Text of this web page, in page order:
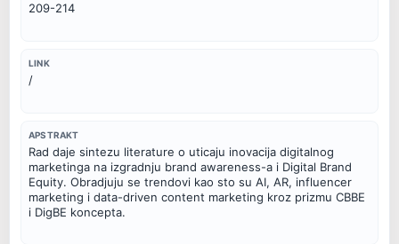
209-214
LINK
/
APSTRAKT
Rad daje sintezu literature o uticaju inovacija digitalnog
marketinga na izgradnju brand awareness-a i Digital Brand
Equity. Obradjuju se trendovi kao sto su AI, AR, influencer
marketing i data-driven content marketing kroz prizmu CBBE
i DigBE koncepta.